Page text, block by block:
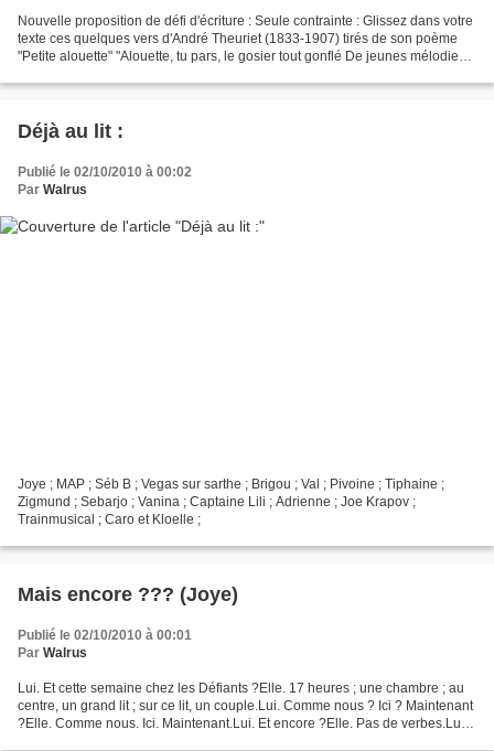
Nouvelle proposition de défi d'écriture : Seule contrainte : Glissez dans votre
texte ces quelques vers d'André Theuriet (1833-1907) tirés de son poème
"Petite alouette" "Alouette, tu pars, le gosier tout gonflé De jeunes mélodies,
Déjà au lit :
Publié le 02/10/2010 à 00:02
Par Walrus
Joye ; MAP ; Séb B ; Vegas sur sarthe ; Brigou ; Val ; Pivoine ; Tiphaine ;
Zigmund ; Sebarjo ; Vanina ; Captaine Lili ; Adrienne ; Joe Krapov ;
Trainmusical ; Caro et Kloelle ;
Mais encore ??? (Joye)
Publié le 02/10/2010 à 00:01
Par Walrus
Lui. Et cette semaine chez les Défiants ?Elle. 17 heures ; une chambre ; au
centre, un grand lit ; sur ce lit, un couple.Lui. Comme nous ? Ici ? Maintenant
?Elle. Comme nous. Ici. Maintenant.Lui. Et encore ?Elle. Pas de verbes.Lui.